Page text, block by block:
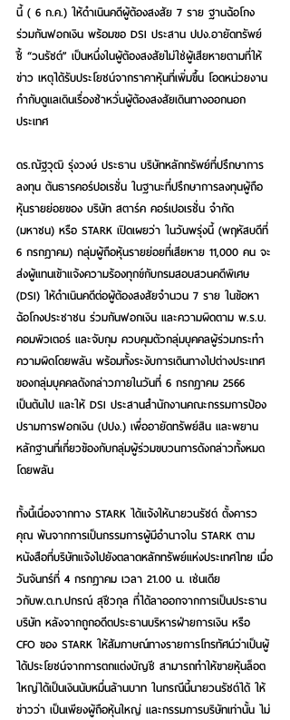
นี้ ( 6 ก.ค.) ให้ดำเนินคดีผู้ต้องสงสัย 7 ราย ฐานฉ้อโกง
ร่วมกันฟอกเงิน พร้อมขอ DSI ประสาน ปปง.อายัดทรัพย์
ชี้ “วนรัชต์” เป็นหนึ่งในผู้ต้องสงสัยไม่ใช่ผู้เสียหายตามที่ให้
ข่าว เหตุได้รับประโยชน์จากราคาหุ้นที่เพิ่มขึ้น โอดหน่วยงาน
กำกับดูแลเดินเรื่องช้าหวั่นผู้ต้องสงสัยเดินทางออกนอก
ประเทศ
ดร.ณัฐวุฒิ รุ่งวงษ์ ประธาน บริษัทหลักทรัพย์ที่ปรึกษาการ
ลงทุน ต้นธารคอร์ปอเรชั่น ในฐานะที่ปรึกษาการลงทุนผู้ถือ
หุ้นรายย่อยของ บริษัท สตาร์ค คอร์เปอเรชั่น จำกัด
(มหาชน) หรือ STARK เปิดเผยว่า ในวันพรุ่งนี้ (พฤหัสบดีที่
6 กรกฎาคม) กลุ่มผู้ถือหุ้นรายย่อยที่เสียหาย 11,000 คน จะ
ส่งผู้แทนเข้าแจ้งความร้องทุกข์กับกรมสอบสวนคดีพิเศษ
(DSI) ให้ดำเนินคดีต่อผู้ต้องสงสัยจำนวน 7 ราย ในข้อหา
ฉ้อโกงประชาชน ร่วมกันฟอกเงิน และความผิดตาม พ.ร.บ.
คอมพิวเตอร์ และจับกุม ควบคุมตัวกลุ่มบุคคลผู้ร่วมกระทำ
ความผิดโดยพลัน พร้อมทั้งระงับการเดินทางไปต่างประเทศ
ของกลุ่มบุคคลดังกล่าวภายในวันที่ 6 กรกฎาคม 2566
เป็นต้นไป และให้ DSI ประสานสำนักงานคณะกรรมการป้อง
ปรามการฟอกเงิน (ปปง.) เพื่ออายัดทรัพย์สิน และพยาน
หลักฐานที่เกี่ยวข้องกับกลุ่มผู้ร่วมขบวนการดังกล่าวทั้งหมด
โดยพลัน
ทั้งนี้เนื่องจากทาง STARK ได้แจ้งให้นายวนรัชต์ ตั้งคารว
คุณ พ้นจากการเป็นกรรมการผู้มีอำนาจใน STARK ตาม
หนังสือที่บริษัทแจ้งไปยังตลาดหลักทรัพย์แห่งประเทศไทย เมื่อ
วันจันทร์ที่ 4 กรกฎาคม เวลา 21.00 น. เช่นเดีย
วกับพ.ต.ท.ปกรณ์ สุชีวกุล ที่ได้ลาออกจากการเป็นประธาน
บริษัท หลังจากถูกอดีตประธานบริหารฝ่ายการเงิน หรือ
CFO ของ STARK ให้สัมภาษณ์ทางรายการโทรทัศน์ว่าเป็นผู้
ได้ประโยชน์จากการตกแต่งบัญชี สามารถทำให้ขายหุ้นล็อต
ใหญ่ได้เป็นเงินนับหมื่นล้านบาท ในกรณีนี้นายวนรัชต์ได้ ให้
ข่าวว่า เป็นเพียงผู้ถือหุ้นใหญ่ และกรรมการบริษัทเท่านั้น ไม่